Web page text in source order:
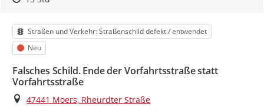
Kategorie
Straßen und Verkehr: Straßenschild defekt / entwendet
Status
Neu
Falsches Schild. Ende der Vorfahrtsstraße statt
Vorfahrtsstraße
Ort
47441 Moers, Rheurdter Straße